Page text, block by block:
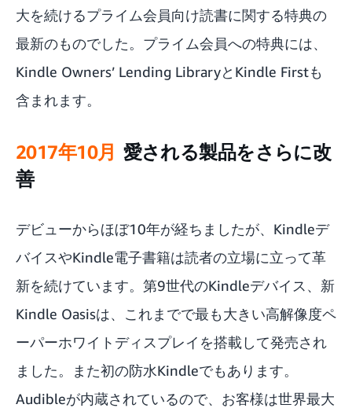
大を続けるプライム会員向け読書に関する特典の
最新のものでした。プライム会員への特典には、
Kindle Owners’ Lending LibraryとKindle Firstも
含まれます。
2017年10月 愛される製品をさらに改
善
デビューからほぼ10年が経ちましたが、Kindleデ
バイスやKindle電子書籍は読者の立場に立って革
新を続けています。第9世代のKindleデバイス、新
Kindle Oasisは、これまでで最も大きい高解像度ペ
ーパーホワイトディスプレイを搭載して発売され
ました。また初の防水Kindleでもあります。
Audibleが内蔵されているので、お客様は世界最大